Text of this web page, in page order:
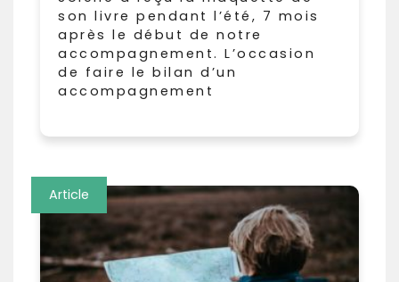
son livre pendant l’été, 7 mois
après le début de notre
accompagnement. L’occasion
de faire le bilan d’un
accompagnement
Article